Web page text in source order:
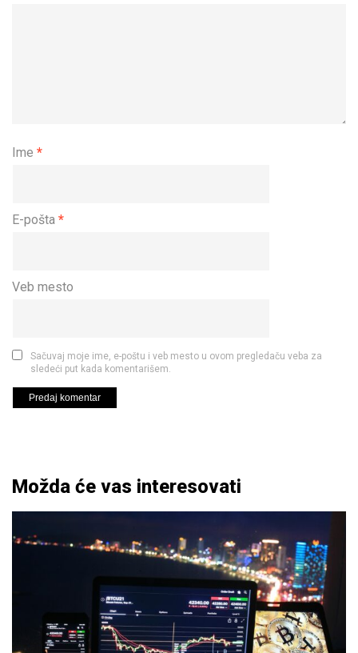
Ime *
E-pošta *
Veb mesto
Sačuvaj moje ime, e-poštu i veb mesto u ovom pregledaču veba za
sledeći put kada komentarišem.
Možda će vas interesovati